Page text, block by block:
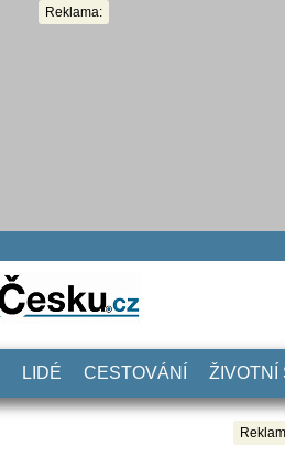
Reklama:
LIDÉ CESTOVÁNÍ ŽIVOTNÍ